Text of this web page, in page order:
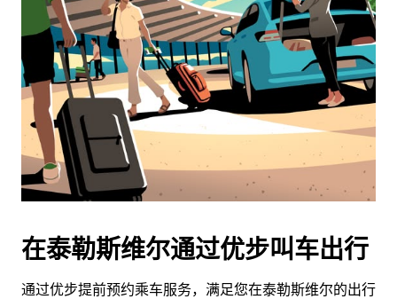
在泰勒斯维尔通过优步叫车出行
通过优步提前预约乘车服务，满足您在泰勒斯维尔的出行